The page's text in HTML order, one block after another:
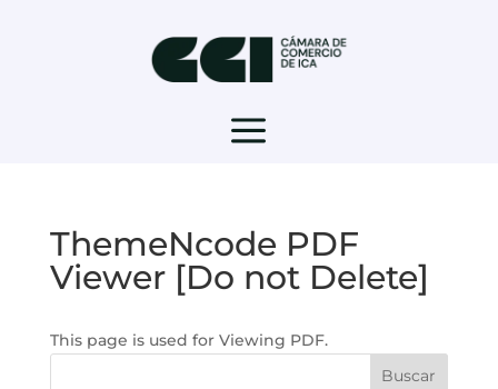
a
ThemeNcode PDF
Viewer [Do not Delete]
This page is used for Viewing PDF.
Buscar